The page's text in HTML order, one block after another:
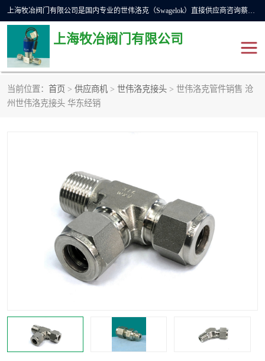
上海牧冶阀门有限公司是国内专业的世伟洛克（Swagelok）直接供应商咨询蔡工，主营世伟洛克球阀、世伟洛克针型阀、世伟洛克隔膜阀、世伟洛克旋塞阀、世伟洛克单向阀、世伟洛克接头、世伟洛克快速接头、世伟洛克卡套管、世伟洛克弯管器、世伟洛克工具等。
上海牧冶阀门有限公司
当前位置： 首页 > 供应商机 > 世伟洛克接头 > 世伟洛克管件销售 沧
州世伟洛克接头 华东经销
世伟洛克
世伟洛克单向阀 世伟洛克波纹管阀
DSC疏水阀 美国霍克HOKE
世伟洛克针型阀 世伟洛克旋塞阀
世伟洛克卡套管